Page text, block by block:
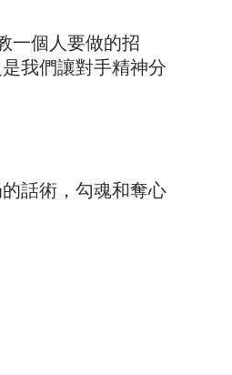
一個人要做的招
我們讓對手精神分
話術，勾魂和奪心